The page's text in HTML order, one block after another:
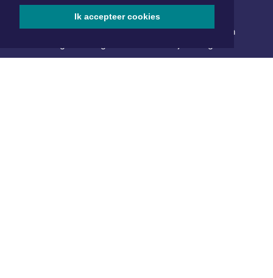
Ik accepteer cookies
Schrijf je in voor onze nieuwsbrief en krijg wekelijks een